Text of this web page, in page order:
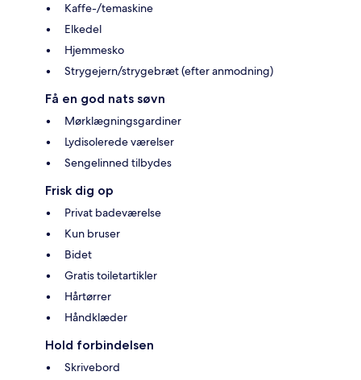
Kaffe-/temaskine
Elkedel
Hjemmesko
Strygejern/strygebræt (efter anmodning)
Få en god nats søvn
Mørklægningsgardiner
Lydisolerede værelser
Sengelinned tilbydes
Frisk dig op
Privat badeværelse
Kun bruser
Bidet
Gratis toiletartikler
Hårtørrer
Håndklæder
Hold forbindelsen
Skrivebord